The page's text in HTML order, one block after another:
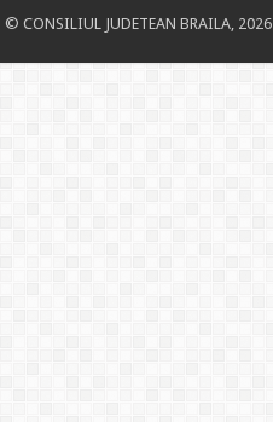
© CONSILIUL JUDETEAN BRAILA, 2026